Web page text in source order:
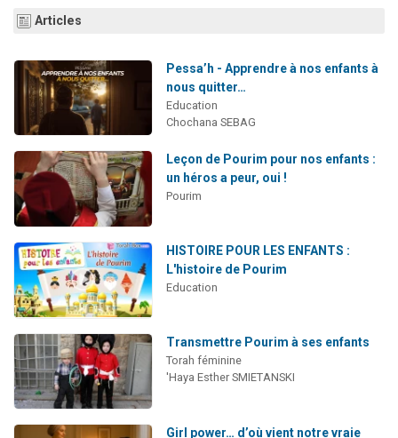
3 personnes viennent de nous rejoindre sur WhatsApp
Articles
Pessa’h - Apprendre à nos enfants à
nous quitter…
Education
Chochana SEBAG
Leçon de Pourim pour nos enfants :
un héros a peur, oui !
Pourim
HISTOIRE POUR LES ENFANTS :
L'histoire de Pourim
Education
Transmettre Pourim à ses enfants
Torah féminine
'Haya Esther SMIETANSKI
Girl power… d’où vient notre vraie